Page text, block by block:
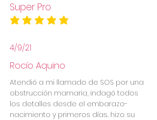
Super Pro
la calificación promedio es 5 de 5
4/9/21
Rocío Aquino
Atendió a mi llamado de SOS por una
obstrucción mamaria, indagó todos
los detalles desde el embarazo-
nacimiento y primeros días.. hizo su